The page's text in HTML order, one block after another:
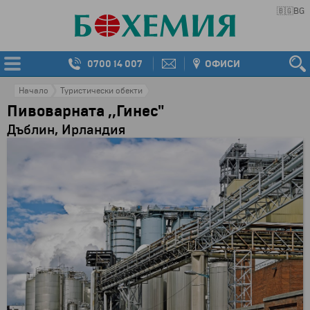
🇧🇬BG
0700 14 007 ОФИСИ
Начало Туристически обекти
Пивоварната ,,Гинес"
Дъблин, Ирландия